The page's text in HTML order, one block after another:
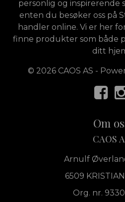
personlig og inspirerende
enten du besøker oss på
handler online. Vi er her
finne produkter som både
ditt
© 2026 CAOS AS -
Om
CAOS
Arnulf
6509
Org. nr.